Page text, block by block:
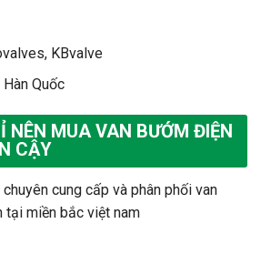
KBvalve
Quốc
NÊN MUA VAN BƯỚM ĐIỆN
CẬY
cung cấp và phân phối van
tại miền bắc việt nam